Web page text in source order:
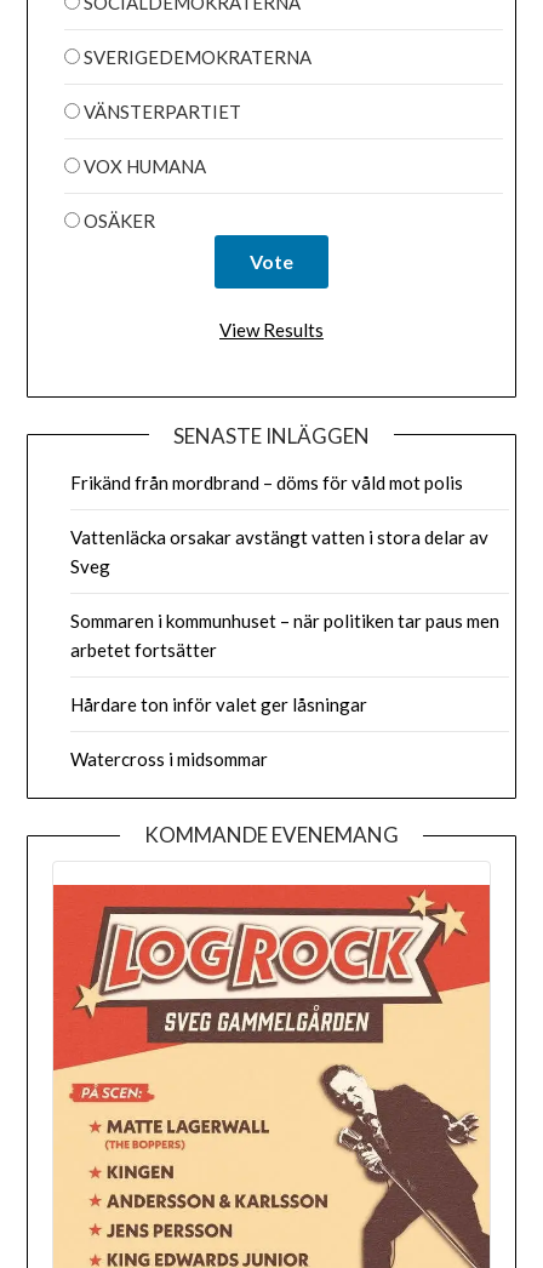
SVERIGEDEMOKRATERNA
VÄNSTERPARTIET
VOX HUMANA
OSÄKER
View Results
SENASTE INLÄGGEN
Frikänd från mordbrand – döms för våld mot polis
Vattenläcka orsakar avstängt vatten i stora delar av
Sveg
Sommaren i kommunhuset – när politiken tar paus men
arbetet fortsätter
Hårdare ton inför valet ger låsningar
Watercross i midsommar
KOMMANDE EVENEMANG